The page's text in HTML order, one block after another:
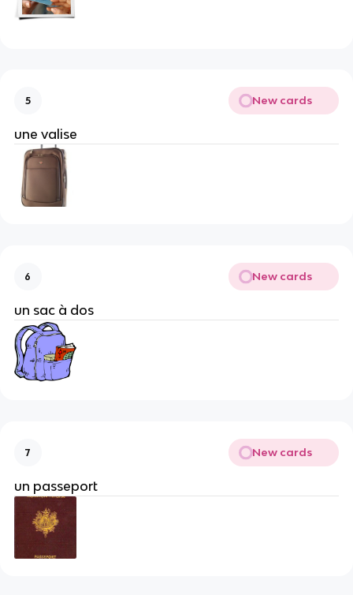
5 New cards
une valise
6 New cards
un sac à dos
7 New cards
un passeport